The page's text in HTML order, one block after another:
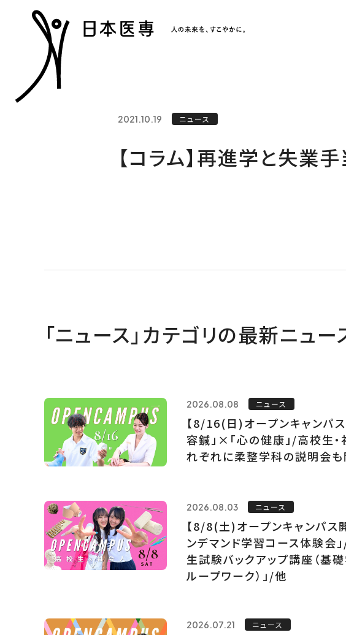
2021.10.19 ニュース
【コラム】再進学と失業
「ニュース」カテゴリの最新ニュー
2026.08.08 ニュース
【8/16(日)オープンキャンパス
容鍼」×「心の健康」/高校生・
れぞれに柔整学科の説明会も
2026.08.03 ニュース
【8/8(土)オープンキャンパス
ンデマンド学習コース体験会」
生試験バックアップ講座（基
ループワーク）」/他
2026.07.21 ニュース